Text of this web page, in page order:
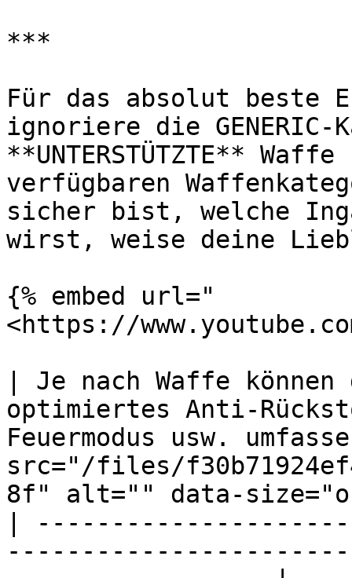
***
Für das absolut beste
ignoriere die
**UNTERSTÜTZTE**
verfügbaren
sicher bist, welche
wirst, weise deine
{% embed url="
<https://
| Je nach Waffe
optimiertes Anti-
Feuermodus usw.
src="/files/
8f" alt="" data-
|